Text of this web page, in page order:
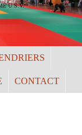
U.S.V.
CONTACT